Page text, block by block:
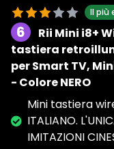
Il più
6
Rii Mini i8+
tastiera
per Smart TV,
- Colore NERO
Mini tastiera
ITALIANO.
IMITAZIONI